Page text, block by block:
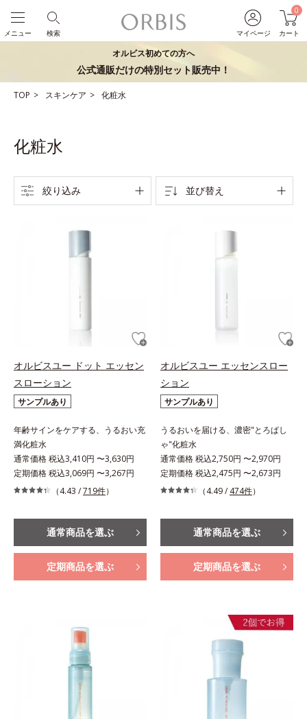
マイページ
0
カート
検索
メニュー
オルビス初めての方へ
公式通販だけの特別セット販売中！
TOP スキンケア 化粧水
化粧水
絞り込み 並び替え
オルビスユー ドット エッセン
スローション
サンプルあり
年齢サインをケアする、うるおい充
満化粧水
通常価格 税込3,410円 〜3,630円
定期価格 税込3,069円 〜3,267円
（4.43 /719件）
通常商品を選ぶ
定期商品を選ぶ
オルビスユー エッセンスロー
ション
サンプルあり
うるおいを届ける、濃密"とろぱし
ゃ"化粧水
通常価格 税込2,750円 〜2,970円
定期価格 税込2,475円 〜2,673円
（4.49 / 474件）
通常商品を選ぶ
定期商品を選ぶ